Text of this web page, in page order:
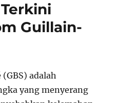
Guillain-
adalah
yang menyerang